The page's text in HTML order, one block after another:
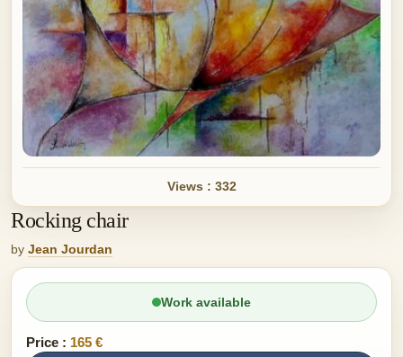
Views : 332
Rocking chair
by Jean Jourdan
Work available
Price : 165 €